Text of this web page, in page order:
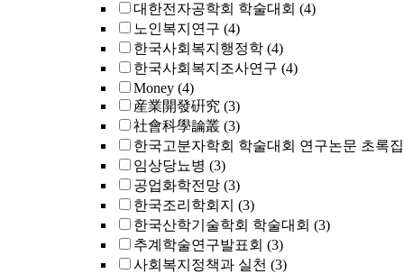
대한전자공학회 학술대회 (4)
노인복지연구 (4)
한국사회복지행정학 (4)
한국사회복지조사연구 (4)
Money (4)
産業開發硏究 (3)
社會科學論叢 (3)
한국고분자학회 학술대회 연구논문 초록집
임상당뇨병 (3)
공업화학전망 (3)
한국조리학회지 (3)
한국산학기술학회 학술대회 (3)
추계학술연구발표회 (3)
사회복지정책과 실천 (3)